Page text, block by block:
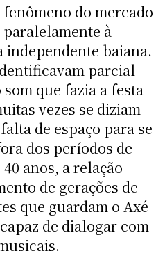
do mercado
à
independente baiana.
parcial
que fazia a festa
vezes se diziam
de espaço para se
dos períodos de
anos, a relação
de gerações de
que guardam o Axé
de dialogar com